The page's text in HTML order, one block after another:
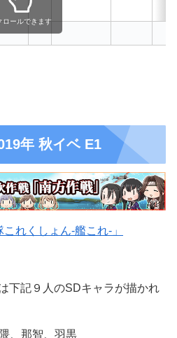
ロールできます
年 秋イベ E1
れくしょん-艦これ-」
下記９人のSDキャラが描かれ
、那智、羽黒